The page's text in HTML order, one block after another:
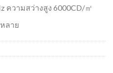
ความสว่างสูง 6000CD/㎡
ลาย